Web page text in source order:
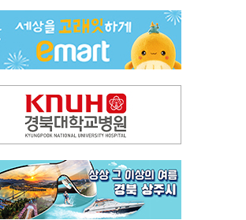
[시사뒷담] MOU의 함정, 협약식이 투자 확정은 아니긴 해
봉화서 주택 에어컨 실외기에서 시작된 불… 주택 화재로 번져
경찰, 9월 초부터 상피제 전격 실시…가족 사건 수사 못해